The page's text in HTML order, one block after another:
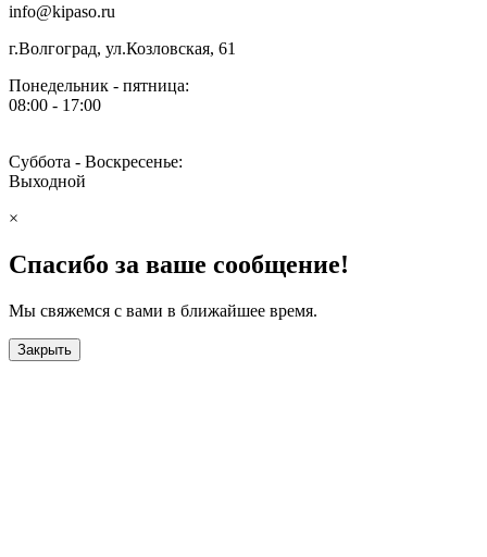
info@kipaso.ru
г.Волгоград, ул.Козловская, 61
Понедельник - пятница:
08:00 - 17:00
Суббота - Воскресенье:
Выходной
×
Спасибо за ваше сообщение!
Мы свяжемся с вами в ближайшее время.
Закрыть